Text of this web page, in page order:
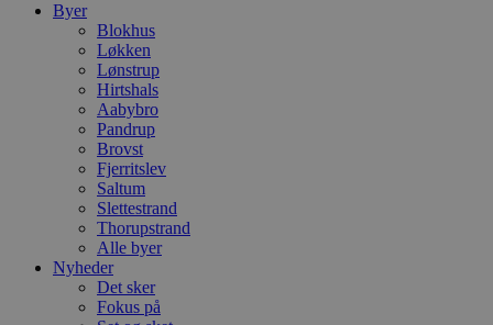
Byer
Blokhus
Løkken
Lønstrup
Hirtshals
Aabybro
Pandrup
Brovst
Fjerritslev
Saltum
Slettestrand
Thorupstrand
Alle byer
Nyheder
Det sker
Fokus på